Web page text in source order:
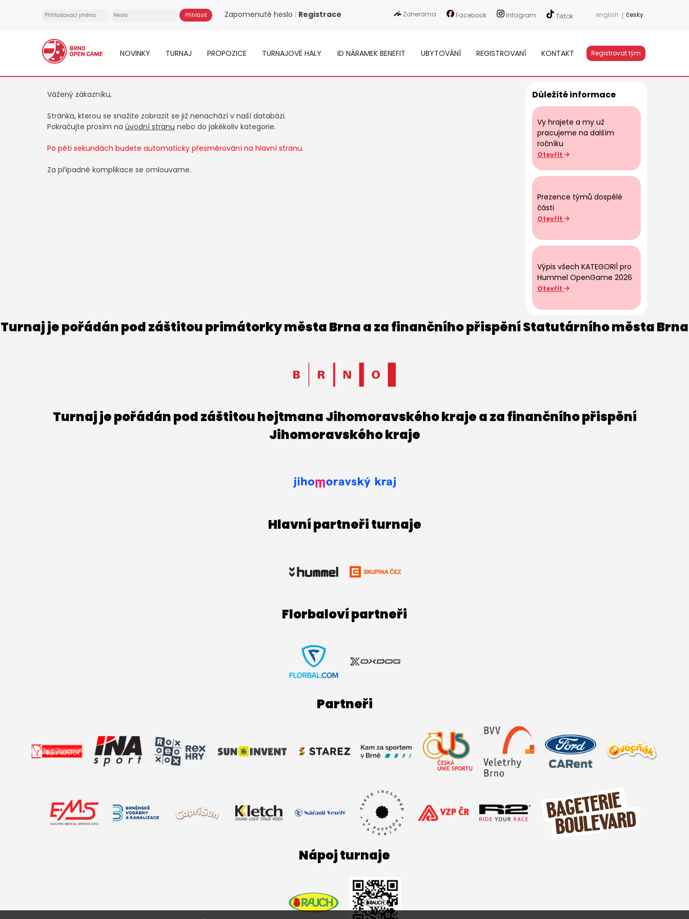
Zapomenuté heslo | Registrace Zonerama Facebook Intagram Tiktok english | česky
NOVINKY TURNAJ PROPOZICE TURNAJOVÉ HALY ID NÁRAMEK BENEFIT UBYTOVÁNÍ REGISTROVANÍ KONTAKT Registrovat tým
Vážený zákazníku,
Stránka, kterou se snažite zobrazit se již nenachází v naší databázi.
Pokračujte prosím na úvodní stranu nebo do jakékoliv kategorie.
Po pěti sekundách budete automaticky přesměrování na hlavní stranu.
Za případné komplikace se omlouvame.
Důležité informace
Vy hrajete a my už
pracujeme na dalším
ročníku
Otevřít
Prezence týmů dospělé
části
Otevřít
Výpis všech KATEGORIÍ pro
Hummel OpenGame 2026
Otevřít
Turnaj je pořádán pod záštitou primátorky města Brna a za finančního přispění Statutárního města Brna
Turnaj je pořádán pod záštitou hejtmana Jihomoravského kraje a za finančního přispění
Jihomoravského kraje
Hlavní partneři turnaje
Florbaloví partneři
Partneři
Nápoj turnaje